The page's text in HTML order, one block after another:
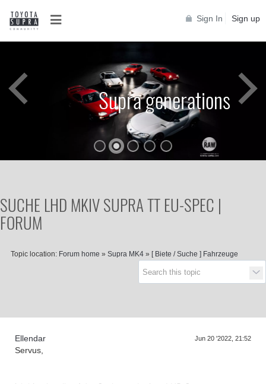
Sign In Sign up
Supra generations
Supra generations
SUCHE LHD MKIV SUPRA TT EU-SPEC |
FORUM
Topic location: Forum home » Supra MK4 » [ Biete / Suche ] Fahrzeuge
Ellendar Jun 20 '2022, 21:52
Servus,